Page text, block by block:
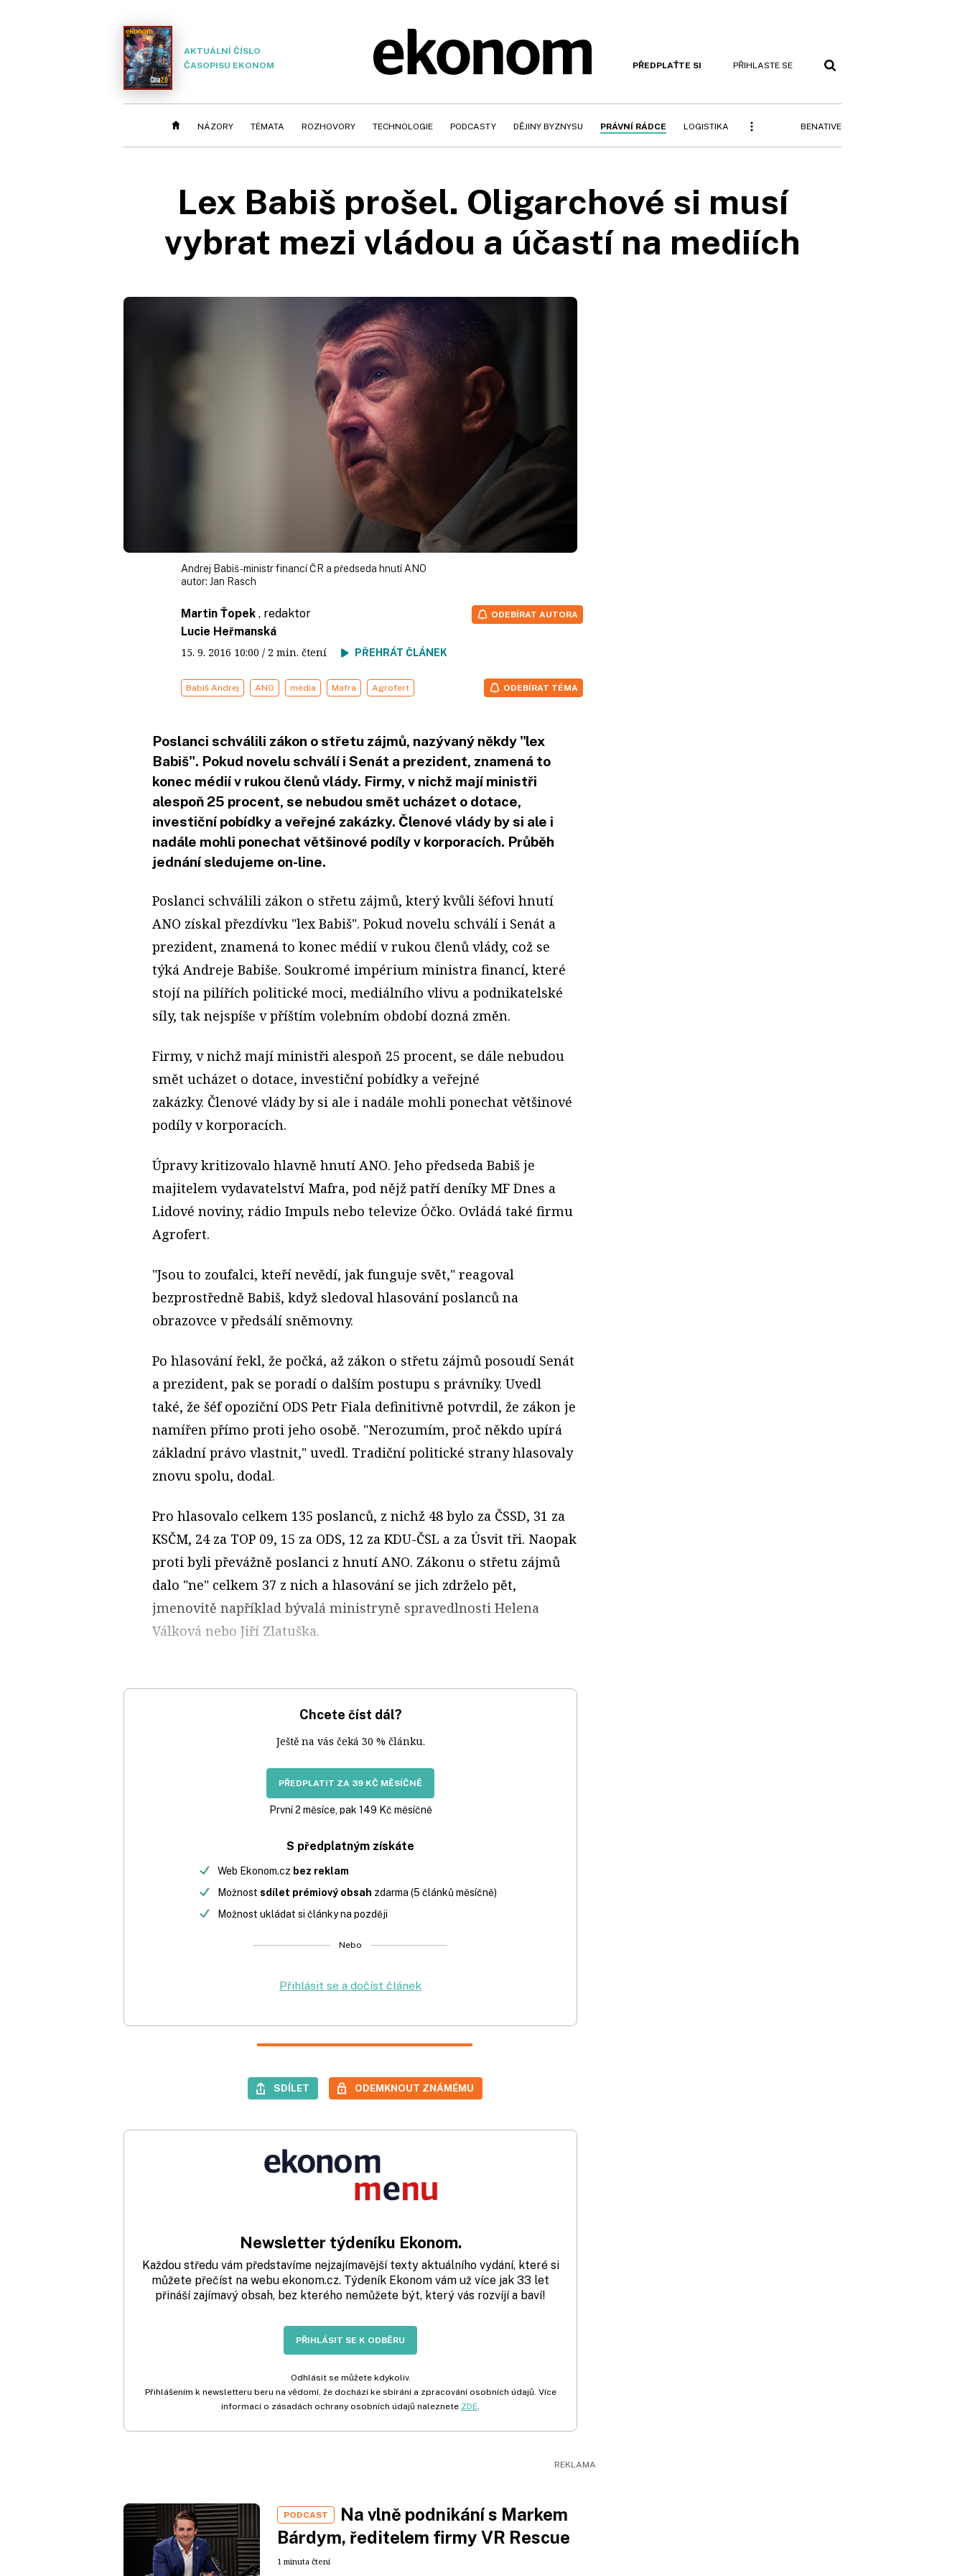
AKTUÁLNÍ ČÍSLO
ČASOPISU EKONOM
PŘEDPLAŤTE SI PŘIHLASTE SE
NÁZORY TÉMATA ROZHOVORY TECHNOLOGIE PODCASTY DĚJINY BYZNYSU PRÁVNÍ RÁDCE LOGISTIKA BENATIVE
Lex Babiš prošel. Oligarchové si musí
vybrat mezi vládou a účastí na mediích
Andrej Babiš - ministr financí ČR a předseda hnutí ANO
autor: Jan Rasch
Martin Ťopek , redaktor
Lucie Heřmanská
15. 9. 2016 10:00 / 2 min. čtení PŘEHRÁT ČLÁNEK
ODEBÍRAT AUTORA
Babiš Andrej ANO média Mafra Agrofert ODEBÍRAT TÉMA
Poslanci schválili zákon o střetu zájmů, nazývaný někdy "lex
Babiš". Pokud novelu schválí i Senát a prezident, znamená to
konec médií v rukou členů vlády. Firmy, v nichž mají ministři
alespoň 25 procent, se nebudou smět ucházet o dotace,
investiční pobídky a veřejné zakázky. Členové vlády by si ale i
nadále mohli ponechat většinové podíly v korporacích. Průběh
jednání sledujeme on-line.
Poslanci schválili zákon o střetu zájmů, který kvůli šéfovi hnutí
ANO získal přezdívku "lex Babiš". Pokud novelu schválí i Senát a
prezident, znamená to konec médií v rukou členů vlády, což se
týká Andreje Babiše. Soukromé impérium ministra financí, které
stojí na pilířích politické moci, mediálního vlivu a podnikatelské
síly, tak nejspíše v příštím volebním období dozná změn.
Firmy, v nichž mají ministři alespoň 25 procent, se dále nebudou
smět ucházet o dotace, investiční pobídky a veřejné
zakázky. Členové vlády by si ale i nadále mohli ponechat většinové
podíly v korporacích.
Úpravy kritizovalo hlavně hnutí ANO. Jeho předseda Babiš je
majitelem vydavatelství Mafra, pod nějž patří deníky MF Dnes a
Lidové noviny, rádio Impuls nebo televize Óčko. Ovládá také firmu
Agrofert.
"Jsou to zoufalci, kteří nevědí, jak funguje svět," reagoval
bezprostředně Babiš, když sledoval hlasování poslanců na
obrazovce v předsálí sněmovny.
Po hlasování řekl, že počká, až zákon o střetu zájmů posoudí Senát
a prezident, pak se poradí o dalším postupu s právníky. Uvedl
také, že šéf opoziční ODS Petr Fiala definitivně potvrdil, že zákon je
namířen přímo proti jeho osobě. "Nerozumím, proč někdo upírá
základní právo vlastnit," uvedl. Tradiční politické strany hlasovaly
znovu spolu, dodal.
Pro hlasovalo celkem 135 poslanců, z nichž 48 bylo za ČSSD, 31 za
KSČM, 24 za TOP 09, 15 za ODS, 12 za KDU-ČSL a za Úsvit tři. Naopak
proti byli převážně poslanci z hnutí ANO. Zákonu o střetu zájmů
dalo "ne" celkem 37 z nich a hlasování se jich zdrželo pět,
jmenovitě například bývalá ministryně spravedlnosti Helena
Válková nebo Jiří Zlatuška.
Chcete číst dál?
Ještě na vás čeká 30 % článku.
PŘEDPLATIT ZA 39 KČ MĚSÍČNĚ
První 2 měsíce, pak 149 Kč měsíčně
S předplatným získáte
Web Ekonom.cz bez reklam
Možnost sdílet prémiový obsah zdarma (5 článků měsíčně)
Možnost ukládat si články na později
Nebo
Přihlásit se a dočíst článek
SDÍLET ODEMKNOUT ZNÁMÉMU
Newsletter týdeníku Ekonom.
Každou středu vám představíme nejzajímavější texty aktuálního vydání, které si
můžete přečíst na webu ekonom.cz. Týdeník Ekonom vám už více jak 33 let
přináší zajímavý obsah, bez kterého nemůžete být, který vás rozvíjí a baví!
PŘIHLÁSIT SE K ODBĚRU
Odhlásit se můžete kdykoliv.
Přihlášením k newsletteru beru na vědomí, že dochází ke sbírání a zpracování osobních údajů. Více
informací o zásadách ochrany osobních údajů naleznete ZDE
PODCAST
Na vlně podnikání s Markem
Bárdym, ředitelem firmy VR Rescue
1 minuta čtení